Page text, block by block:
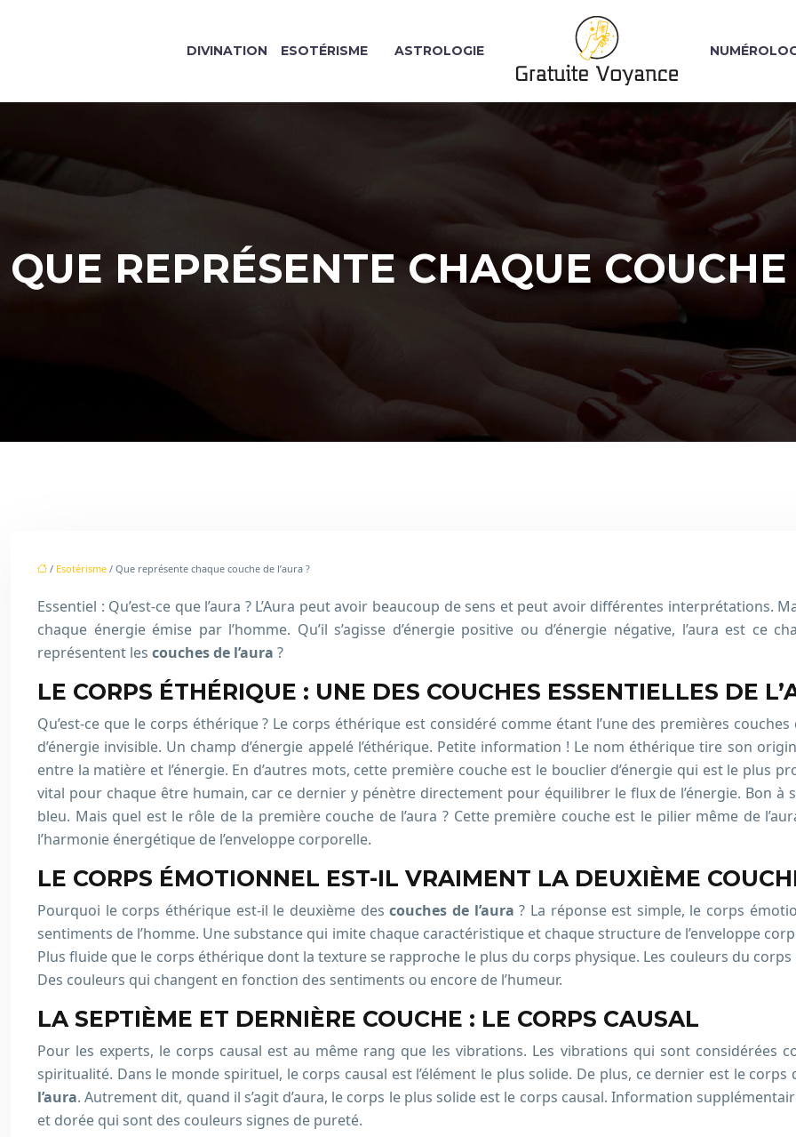
ASTROLOGIE
ESOTÉRISME
DIVINATION
QUE REPRÉSENTE CHAQUE COUCHE
/ Esotérisme / Que représente chaque couche de l’aura ?
Essentiel : Qu’est-ce que l’aura ? L’Aura peut avoir beaucoup de sens et peut avoir différentes interprétations.
chaque énergie émise par l’homme. Qu’il s’agisse d’énergie positive ou d’énergie négative, l’aura est ce
représentent les couches de l’aura ?
LE CORPS ÉTHÉRIQUE : UNE DES COUCHES ESSENTIELLES DE
Qu’est-ce que le corps éthérique ? Le corps éthérique est considéré comme étant l’une des premières
d’énergie invisible. Un champ d’énergie appelé l’éthérique. Petite information ! Le nom éthérique tire son
entre la matière et l’énergie. En d’autres mots, cette première couche est le bouclier d’énergie qui est le plus
vital pour chaque être humain, car ce dernier y pénètre directement pour équilibrer le flux de l’énergie. Bon
bleu. Mais quel est le rôle de la première couche de l’aura ? Cette première couche est le pilier même de
l’harmonie énergétique de l’enveloppe corporelle.
LE CORPS ÉMOTIONNEL EST-IL VRAIMENT LA DEUXIÈME
Pourquoi le corps éthérique est-il le deuxième descouches de l’aura ? La réponse est simple, le corps
sentiments de l’homme. Une substance qui imite chaque caractéristique et chaque structure de l’enveloppe
Plus fluide que le corps éthérique dont la texture se rapproche le plus du corps physique. Les couleurs du
Des couleurs qui changent en fonction des sentiments ou encore de l’humeur.
LA SEPTIÈME ET DERNIÈRE COUCHE : LE CORPS CAUSAL
Pour les experts, le corps causal est au même rang que les vibrations. Les vibrations qui sont considérées
spiritualité. Dans le monde spirituel, le corps causal est l’élément le plus solide. De plus, ce dernier est le
l’aura. Autrement dit, quand il s’agit d’aura, le corps le plus solide est le corps causal. Information
et dorée qui sont des couleurs signes de pureté.